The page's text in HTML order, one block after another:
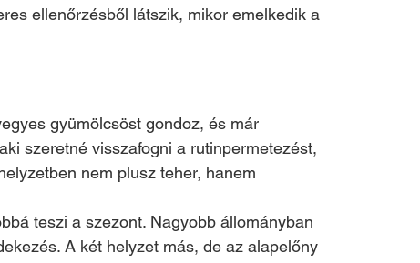
ellenőrzésből látszik, mikor emelkedik a
gyümölcsöst gondoz, és már
szeretné visszafogni a rutinpermetezést,
nem plusz teher, hanem
teszi a szezont. Nagyobb állományban
A két helyzet más, de az alapelőny